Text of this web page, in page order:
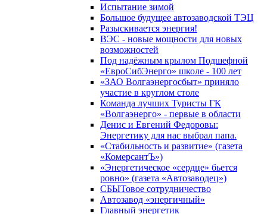
Испытание зимой
Большое будущее автозаводской ТЭЦ
Разыскивается энергия!
ВЭС - новые мощности для новых
возможностей
Под надёжным крылом Подшефной
«ЕвроСибЭнерго» школе - 100 лет
«ЗАО Волгаэнергосбыт» приняло
участие в круглом столе
Команда лучших Туристы ГК
«Волгаэнерго» - первые в области
Денис и Евгений Федоровы:
Энергетику для нас выбрал папа.
«Стабильность и развитие» (газета
«КомерсантЪ»)
«Энергетическое «сердце» бьется
ровно» (газета «Автозаводец»)
СБЫТовое сотрудничество
Автозавод «энергичный»
Главный энергетик